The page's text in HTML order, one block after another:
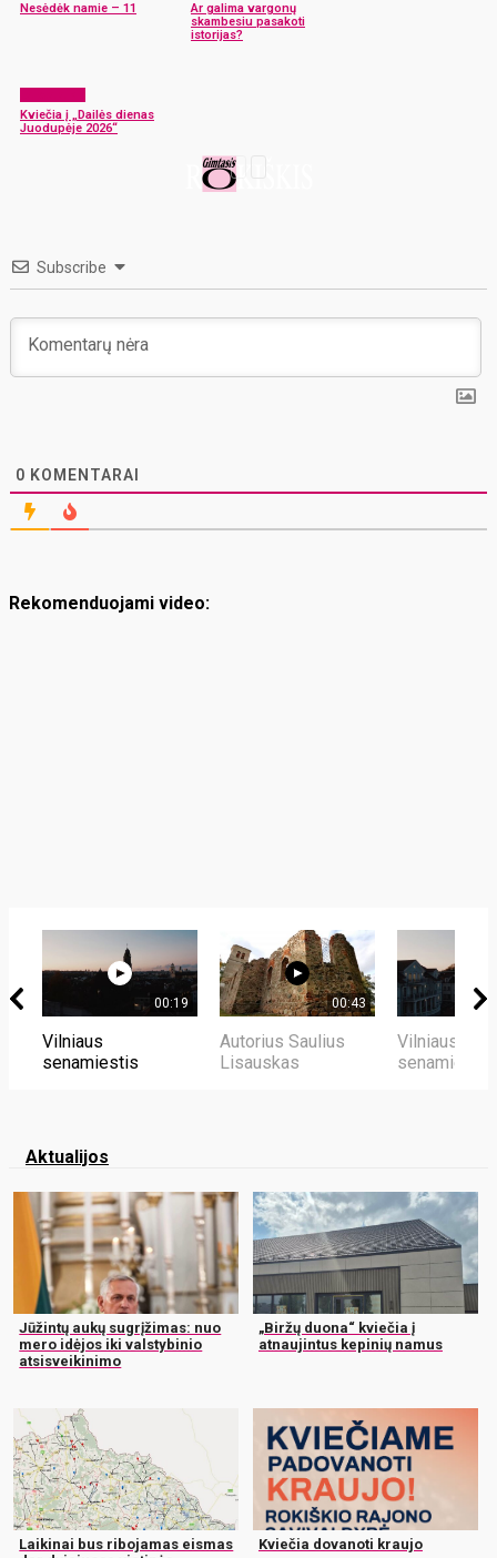
Nesėdėk namie – 11
Ar galima vargonų
skambesiu pasakoti
istorijas?
Kviečia į „Dailės dienas
Juodupėje 2026“
Subscribe
0 KOMENTARAI
Rekomenduojami video:
00:19
Vilniaus
senamiestis
00:43
Autorius Saulius
Lisauskas
Vilniaus
senamiestis
Aktualijos
Jūžintų aukų sugrįžimas: nuo
mero idėjos iki valstybinio
atsisveikinimo
„Biržų duona“ kviečia į
atnaujintus kepinių namus
Laikinai bus ribojamas eismas
Kviečia dovanoti kraujo